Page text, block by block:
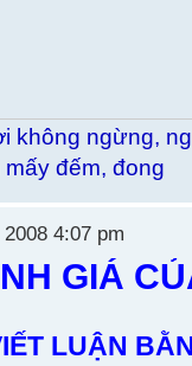
không ngừng,
đếm, đong
4:07 pm
GIÁ
LUẬN